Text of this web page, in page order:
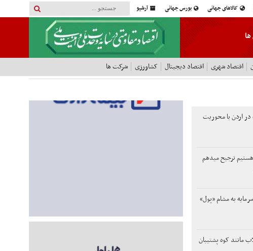
کالاهای جهانی بورس جهانی آرشیو
اقتصاد شهری اقتصاد دیجیتال کشاورزی شرکت ها
در اردن با محوریت
ترجیح میدهم
به مشام «پول»
مانند کوه پشتیبان